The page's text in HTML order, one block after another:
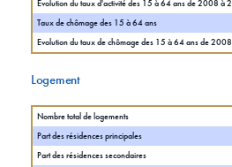
Evolution du taux d'activité des 15 à 64 ans de 2008 à
Taux de chômage des 15 à 64 ans
Evolution du taux de chômage des 15 à 64 ans de
Logement
Nombre total de logements
Part des résidences principales
Part des résidences secondaires